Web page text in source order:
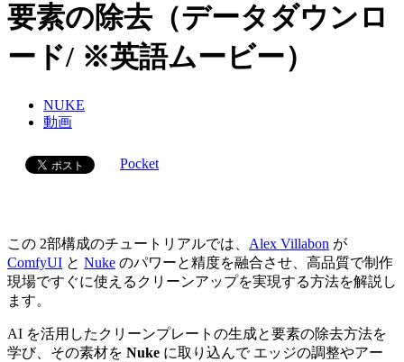
要素の除去（データダウンロ
ード/ ※英語ムービー）
NUKE
動画
Pocket
この 2部構成のチュートリアルでは、 Alex Villabon が
ComfyUI と Nuke のパワーと精度を融合させ、高品質で制作
現場ですぐに使えるクリーンアップを実現する方法を解説し
ます。
AI を活用したクリーンプレートの生成と要素の除去方法を
学び、その素材を Nuke に取り込んで エッジの調整やアー